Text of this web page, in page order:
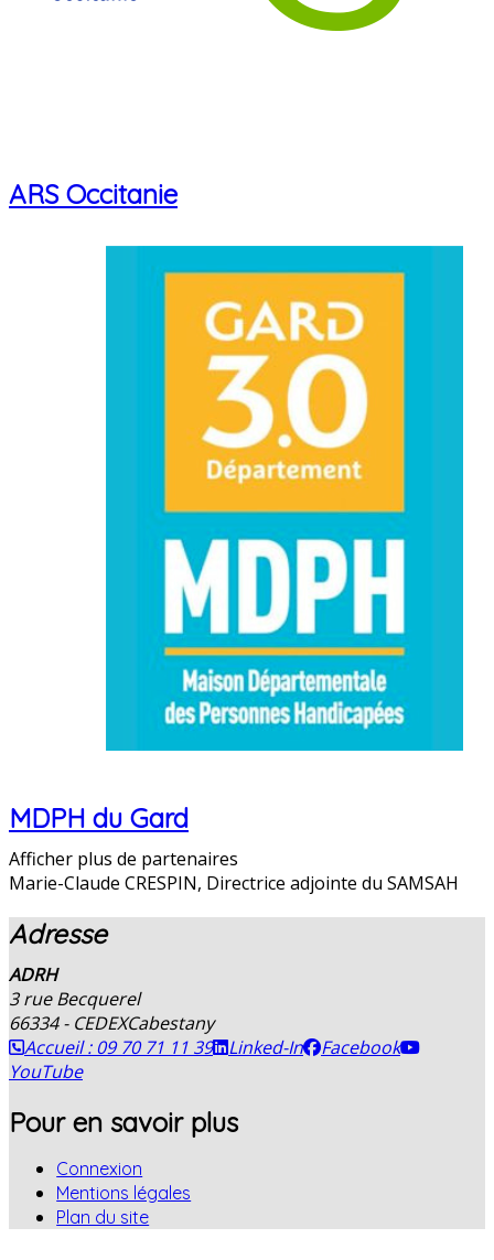
ARS Occitanie
MDPH du Gard
Afficher plus de partenaires
Marie-Claude CRESPIN, Directrice adjointe du SAMSAH
Adresse
ADRH
3 rue Becquerel
66334 - CEDEXCabestany
Accueil : 09 70 71 11 39
Linked-In
Facebook
YouTube
Pour en savoir plus
Connexion
Mentions légales
Plan du site